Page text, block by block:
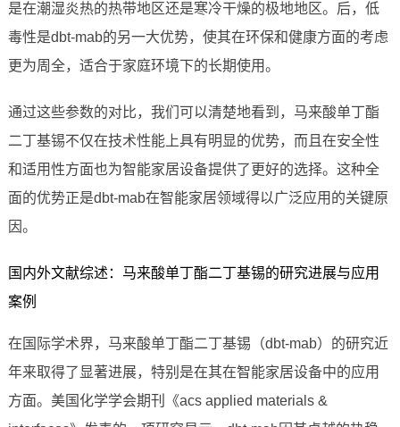
是在潮湿炎热的热带地区还是寒冷干燥的极地地区。后，低
毒性是dbt-mab的另一大优势，使其在环保和健康方面的考虑
更为周全，适合于家庭环境下的长期使用。
通过这些参数的对比，我们可以清楚地看到，马来酸单丁酯
二丁基锡不仅在技术性能上具有明显的优势，而且在安全性
和适用性方面也为智能家居设备提供了更好的选择。这种全
面的优势正是dbt-mab在智能家居领域得以广泛应用的关键原
因。
国内外文献综述：马来酸单丁酯二丁基锡的研究进展与应用
案例
在国际学术界，马来酸单丁酯二丁基锡（dbt-mab）的研究近
年来取得了显著进展，特别是在其在智能家居设备中的应用
方面。美国化学学会期刊《acs applied materials &